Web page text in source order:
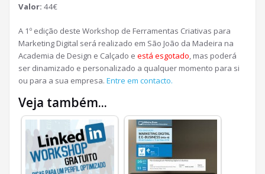
Valor: 44€
A 1º edição deste Workshop de Ferramentas Criativas para
Marketing Digital será realizado em São João da Madeira na
Academia de Design e Calçado e está esgotado , mas poderá
ser dinamizado e personalizado a qualquer momento para si
ou para a sua empresa. Entre em contacto.
Veja também...